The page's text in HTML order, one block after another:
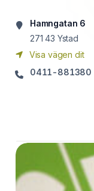
Hamngatan 6
271 43 Ystad
Visa vägen dit
0411-881380